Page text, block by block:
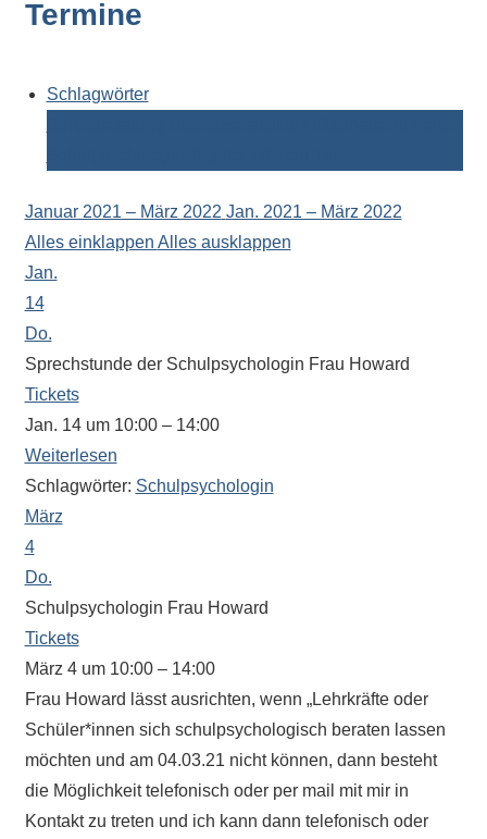
Kontaktdaten,
Zusammensetzung
oder
zur
Ausstattung
der
wir
versuchen
auf
alle
Fragen
Antworten
zu
bieten.
Daneben
gibt
es
viele
Aktivitäten
an
unserer
Termine
Schlagwörter
Januar 2021 – März 2022 Jan. 2021 – März 2022
Alles einklappen Alles ausklappen
Jan.
14
Do.
Sprechstunde der Schulpsychologin Frau Howard
Tickets
Jan. 14 um 10:00 – 14:00
Weiterlesen
Schlagwörter: Schulpsychologin
März
4
Do.
Schulpsychologin Frau Howard
Tickets
März 4 um 10:00 – 14:00
Frau Howard lässt ausrichten, wenn „Lehrkräfte oder
Schüler*innen sich schulpsychologisch beraten lassen
möchten und am 04.03.21 nicht können, dann besteht
die Möglichkeit telefonisch oder per mail mit mir in
Kontakt zu treten und ich kann dann telefonisch oder